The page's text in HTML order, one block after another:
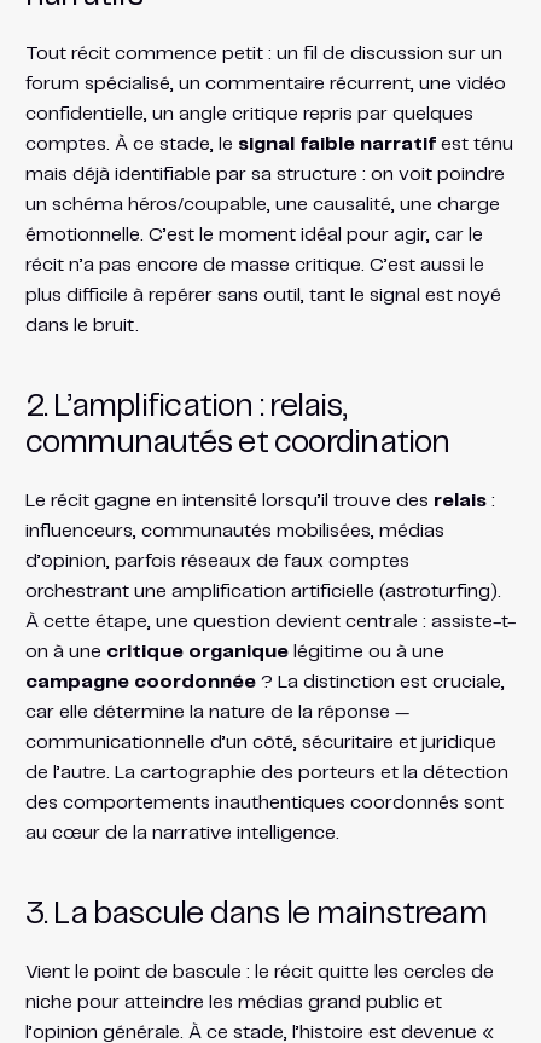
Tout récit commence petit : un fil de discussion sur un
forum spécialisé, un commentaire récurrent, une vidéo
confidentielle, un angle critique repris par quelques
comptes. À ce stade, le signal faible narratifest ténu
mais déjà identifiable par sa structure : on voit poindre
un schéma héros/coupable, une causalité, une charge
émotionnelle. C’est le moment idéal pour agir, car le
récit n’a pas encore de masse critique. C’est aussi le
plus difficile à repérer sans outil, tant le signal est noyé
dans le bruit.
2. L’amplification : relais,
communautés et coordination
Le récit gagne en intensité lorsqu’il trouve des relais:
influenceurs, communautés mobilisées, médias
d’opinion, parfois réseaux de faux comptes
orchestrant une amplification artificielle (astroturfing).
À cette étape, une question devient centrale : assiste-t-
on à une critique organiquelégitime ou à une
campagne coordonnée? La distinction est cruciale,
car elle détermine la nature de la réponse —
communicationnelle d’un côté, sécuritaire et juridique
de l’autre. La cartographie des porteurs et la détection
des comportements inauthentiques coordonnés sont
au cœur de la narrative intelligence.
3. La bascule dans le mainstream
Vient le point de bascule : le récit quitte les cercles de
niche pour atteindre les médias grand public et
l’opinion générale. À ce stade, l’histoire est devenue «